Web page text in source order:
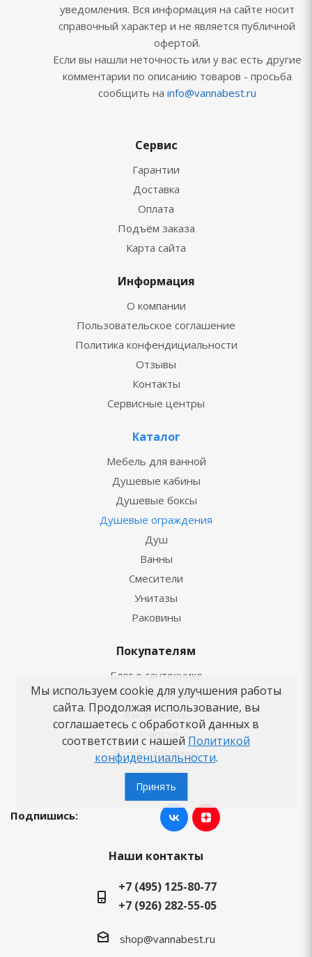
уведомления. Вся информация на сайте носит
справочный характер и не является публичной
офертой.
Если вы нашли неточность или у вас есть другие
комментарии по описанию товаров - просьба
сообщить на info@vannabest.ru
Сервис
Гарантии
Доставка
Оплата
Подъём заказа
Карта сайта
Информация
О компании
Пользовательское соглашение
Политика конфендициальности
Отзывы
Контакты
Сервисные центры
Каталог
Мебель для ванной
Душевые кабины
Душевые боксы
Душевые ограждения
Душ
Ванны
Смесители
Унитазы
Раковины
Покупателям
Блог о сантехнике
Советы по выбору
Как заказать
Новости
Вопросы-ответы
Бренды
Подпишись:
Наши контакты
+7 (495) 125-80-77
+7 (926) 282-55-05
shop@vannabest.ru
Мы используем cookie для улучшения работы
сайта. Продолжая использование, вы
соглашаетесь с обработкой данных в
соответствии с нашей Политикой
конфиденциальности.
Принять